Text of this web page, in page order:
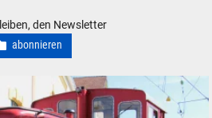
den Newsletter
abonnieren